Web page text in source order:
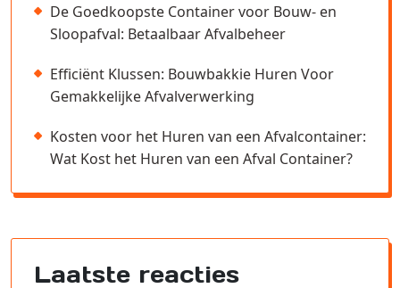
De Goedkoopste Container voor Bouw- en
Sloopafval: Betaalbaar Afvalbeheer
Efficiënt Klussen: Bouwbakkie Huren Voor
Gemakkelijke Afvalverwerking
Kosten voor het Huren van een Afvalcontainer:
Wat Kost het Huren van een Afval Container?
Laatste reacties